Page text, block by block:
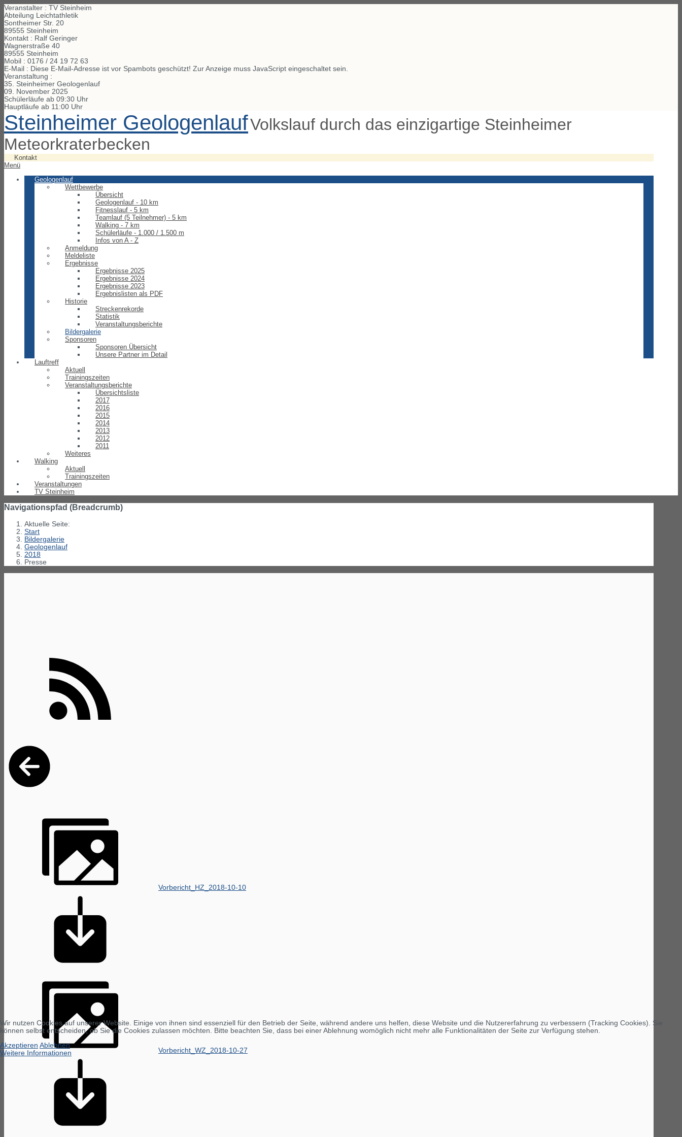
Veranstalter : TV Steinheim
Abteilung Leichtathletik
Sontheimer Str. 20
89555 Steinheim
Kontakt : Ralf Geringer
Wagnerstraße 40
89555 Steinheim
Mobil : 0176 / 24 19 72 63
E-Mail : Diese E-Mail-Adresse ist vor Spambots geschützt! Zur Anzeige muss JavaScript eingeschaltet sein.
Veranstaltung :
35. Steinheimer Geologenlauf
09. November 2025
Schülerläufe ab 09:30 Uhr
Hauptläufe ab 11:00 Uhr
Steinheimer GeologenlaufVolkslauf durch das einzigartige Steinheimer
Meteorkraterbecken
Kontakt
Menü
Geologenlauf
Wettbewerbe
Übersicht
Geologenlauf - 10 km
Fitnesslauf - 5 km
Teamlauf (5 Teilnehmer) - 5 km
Walking - 7 km
Schülerläufe - 1.000 / 1.500 m
Infos von A - Z
Anmeldung
Meldeliste
Ergebnisse
Ergebnisse 2025
Ergebnisse 2024
Ergebnisse 2023
Ergebnislisten als PDF
Historie
Streckenrekorde
Statistik
Veranstaltungsberichte
Bildergalerie
Sponsoren
Sponsoren Übersicht
Unsere Partner im Detail
Lauftreff
Aktuell
Trainingszeiten
Veranstaltungsberichte
Übersichtsliste
2017
2016
2015
2014
2013
2012
2011
Weiteres
Walking
Aktuell
Trainingszeiten
Veranstaltungen
TV Steinheim
Navigationspfad (Breadcrumb)
Aktuelle Seite:
Start
Bildergalerie
Geologenlauf
2018
Presse
Vorbericht_HZ_2018-10-10
Vorbericht_WZ_2018-10-27
Wir nutzen Cookies auf unserer Website. Einige von ihnen sind essenziell für den Betrieb der Seite, während andere uns helfen, diese Website und die Nutzererfahrung zu verbessern (Tracking Cookies). Sie
können selbst entscheiden, ob Sie die Cookies zulassen möchten. Bitte beachten Sie, dass bei einer Ablehnung womöglich nicht mehr alle Funktionalitäten der Seite zur Verfügung stehen.
Akzeptieren Ablehnen
Weitere Informationen